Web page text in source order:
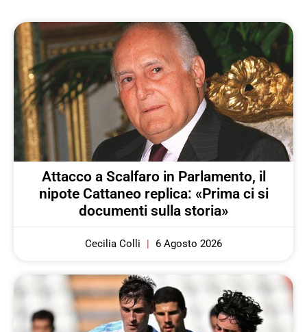
Attacco a Scalfaro in Parlamento, il
nipote Cattaneo replica: «Prima ci si
documenti sulla storia»
Cecilia Colli 6 Agosto 2026